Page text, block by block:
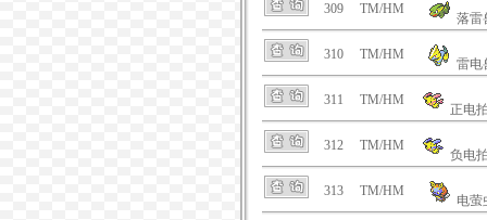
309 TM/HM
落雷
310 TM/HM
雷电
311 TM/HM
正电
312 TM/HM
负电
313 TM/HM
电萤